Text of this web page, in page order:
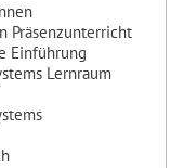
Präsenzunterricht
Einführung
Lernraum